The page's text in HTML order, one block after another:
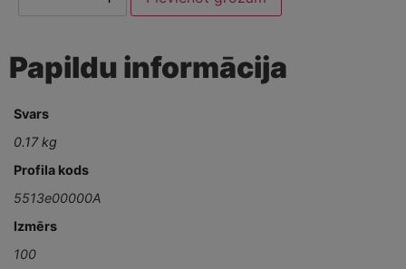
Papildu informācija
Svars
0.17 kg
Profila kods
5513e00000A
Izmērs
100